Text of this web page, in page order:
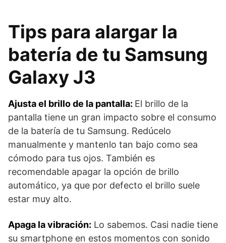
Tips para alargar la
batería de tu Samsung
Galaxy J3
Ajusta el brillo de la pantalla: El brillo de la
pantalla tiene un gran impacto sobre el consumo
de la batería de tu Samsung. Redúcelo
manualmente y mantenlo tan bajo como sea
cómodo para tus ojos. También es
recomendable apagar la opción de brillo
automático, ya que por defecto el brillo suele
estar muy alto.
Apaga la vibración: Lo sabemos. Casi nadie tiene
su smartphone en estos momentos con sonido